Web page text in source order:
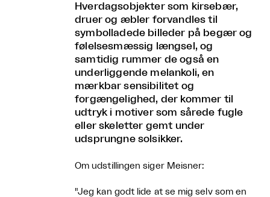
Hverdagsobjekter som kirsebær,
druer og æbler forvandles til
symbolladede billeder på begær og
følelsesmæssig længsel, og
samtidig rummer de også en
underliggende melankoli, en
mærkbar sensibilitet og
forgængelighed, der kommer til
udtryk i motiver som sårede fugle
eller skeletter gemt under
udsprungne solsikker.
Om udstillingen siger Meisner:
"Jeg kan godt lide at se mig selv som en